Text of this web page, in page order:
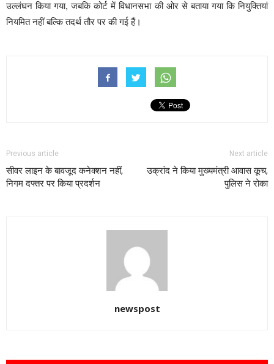
उल्लंघन किया गया, जबकि कोर्ट में विधानसभा की ओर से बताया गया कि नियुक्तियां
नियमित नहीं बल्कि तदर्थ तौर पर की गई हैं।
Previous article
सीवर लाइन के बावजूद कनेक्शन नहीं,
निगम दफ्तर पर किया प्रदर्शन
Next article
उक्रांद ने किया मुख्यमंत्री आवास कूच,
पुलिस ने रोका
newspost